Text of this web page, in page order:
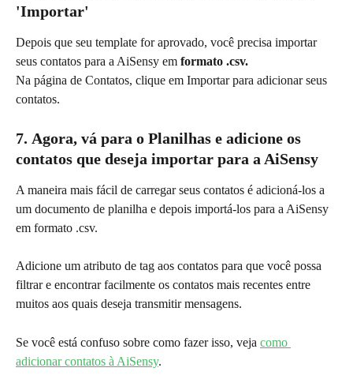
'Importar'
Depois que seu template for aprovado, você precisa importar
seus contatos para a AiSensy em formato .csv.
Na página de Contatos, clique em Importar para adicionar seus
contatos.
7. Agora, vá para o Planilhas e adicione os
contatos que deseja importar para a AiSensy
A maneira mais fácil de carregar seus contatos é adicioná-los a
um documento de planilha e depois importá-los para a AiSensy
em formato .csv.
Adicione um atributo de tag aos contatos para que você possa
filtrar e encontrar facilmente os contatos mais recentes entre
muitos aos quais deseja transmitir mensagens.
Se você está confuso sobre como fazer isso, veja como
adicionar contatos à AiSensy.